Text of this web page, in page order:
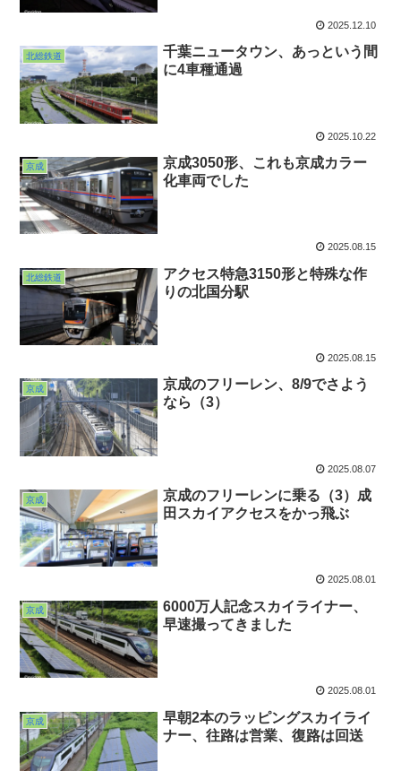
2025.12.10
北総鉄道
千葉ニュータウン、あっという間
に4車種通過
2025.10.22
京成
京成3050形、これも京成カラー
化車両でした
2025.08.15
北総鉄道
アクセス特急3150形と特殊な作
りの北国分駅
2025.08.15
京成
京成のフリーレン、8/9でさよう
なら（3）
2025.08.07
京成
京成のフリーレンに乗る（3）成
田スカイアクセスをかっ飛ぶ
2025.08.01
京成
6000万人記念スカイライナー、
早速撮ってきました
2025.08.01
京成
早朝2本のラッピングスカイライ
ナー、往路は営業、復路は回送